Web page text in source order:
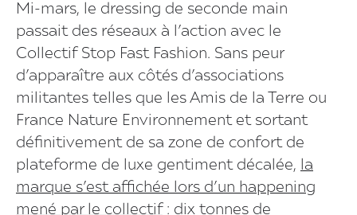
Mi-mars, le dressing de seconde main
passait des réseaux à l’action avec le
Collectif Stop Fast Fashion. Sans peur
d’apparaître aux côtés d’associations
militantes telles que les Amis de la Terre ou
France Nature Environnement et sortant
définitivement de sa zone de confort de
plateforme de luxe gentiment décalée,
la
marque s’est affichée lors d’un happening
mené par le collectif: dix tonnes de